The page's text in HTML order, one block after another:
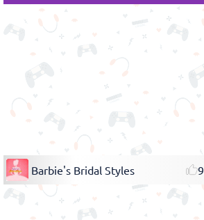
Barbie's Bridal Styles